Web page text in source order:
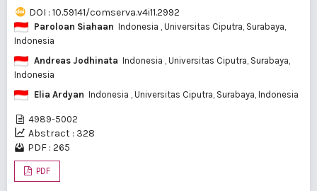
DOI : 10.59141/comserva.v4i11.2992
Paroloan Siahaan Indonesia , Universitas Ciputra, Surabaya,
Indonesia
Andreas Jodhinata Indonesia , Universitas Ciputra, Surabaya,
Indonesia
Elia Ardyan Indonesia , Universitas Ciputra, Surabaya, Indonesia
4989-5002
Abstract : 328
PDF : 265
PDF